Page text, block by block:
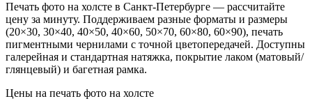
Печать фото на холсте в Санкт‑Петербурге — рассчитайте
цену за минуту. Поддерживаем разные форматы и размеры
(20×30, 30×40, 40×50, 40×60, 50×70, 60×80, 60×90), печать
пигментными чернилами с точной цветопередачей. Доступны
галерейная и стандартная натяжка, покрытие лаком (матовый/
глянцевый) и багетная рамка.
Цены на печать фото на холсте